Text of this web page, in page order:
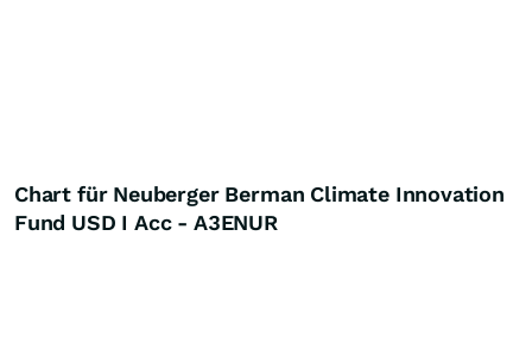
Chart für Neuberger Berman Climate Innovation
Fund USD I Acc - A3ENUR